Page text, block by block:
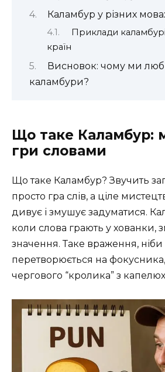
Каламбур у різних
Приклади
країн
Висновок: чому ми
каламбури?
Що таке Каламбур:
гри словами
Що таке Каламбур? Звучить
просто гра слів, а ціле
дивує і змушує задуматися.
коли слова грають у хованки,
значення. Таке враження,
перетворюється на
чергового “кролика” з